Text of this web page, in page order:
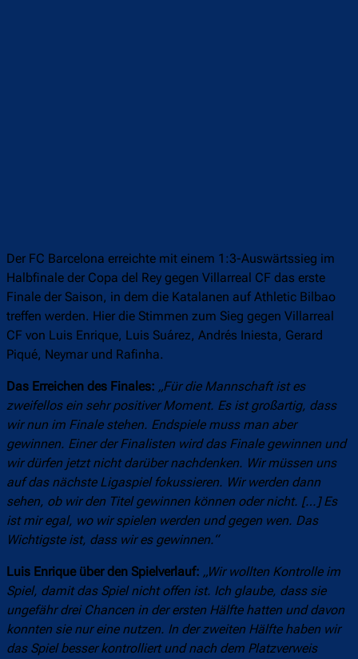
Der FC Barcelona erreichte mit einem 1:3-Auswärtssieg im
Halbfinale der Copa del Rey gegen Villarreal CF das erste
Finale der Saison, in dem die Katalanen auf Athletic Bilbao
treffen werden. Hier die Stimmen zum Sieg gegen Villarreal
CF von Luis Enrique, Luis Suárez, Andrés Iniesta, Gerard
Piqué, Neymar und Rafinha.
Das Erreichen des Finales: „Für die Mannschaft ist es
zweifellos ein sehr positiver Moment. Es ist großartig, dass
wir nun im Finale stehen. Endspiele muss man aber
gewinnen. Einer der Finalisten wird das Finale gewinnen und
wir dürfen jetzt nicht darüber nachdenken. Wir müssen uns
auf das nächste Ligaspiel fokussieren. Wir werden dann
sehen, ob wir den Titel gewinnen können oder nicht. […] Es
ist mir egal, wo wir spielen werden und gegen wen. Das
Wichtigste ist, dass wir es gewinnen.“
Luis Enrique über den Spielverlauf: „Wir wollten Kontrolle im
Spiel, damit das Spiel nicht offen ist. Ich glaube, dass sie
ungefähr drei Chancen in der ersten Hälfte hatten und davon
konnten sie nur eine nutzen. In der zweiten Hälfte haben wir
das Spiel besser kontrolliert und nach dem Platzverweis